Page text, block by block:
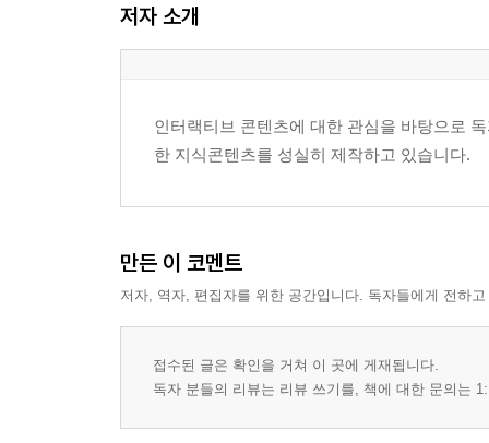
3장 주의집중과 피드백 설계
오류 상태의 안내와 회복 경로
성취감과 보상의 구조
4장 정보 구조와 진행감
정보 공개의 순서와 타이밍
목표와 과제의 명료화
진행 상태의 가시화
단계 전환의 신호 설계
저자 소개
인터랙티브 콘텐츠에 대한 관심을 바탕으로
한 지식콘텐츠를 성실히 제작하고 있습니다.
만든 이 코멘트
저자, 역자, 편집자를 위한 공간입니다. 독자들에게 전하
접수된 글은 확인을 거쳐 이 곳에 게재됩니다.
독자 분들의 리뷰는 리뷰 쓰기를, 책에 대한 문의는